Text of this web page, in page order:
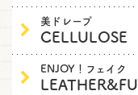
美ドレープ
CELLULOSE
ENJOY！フェイク